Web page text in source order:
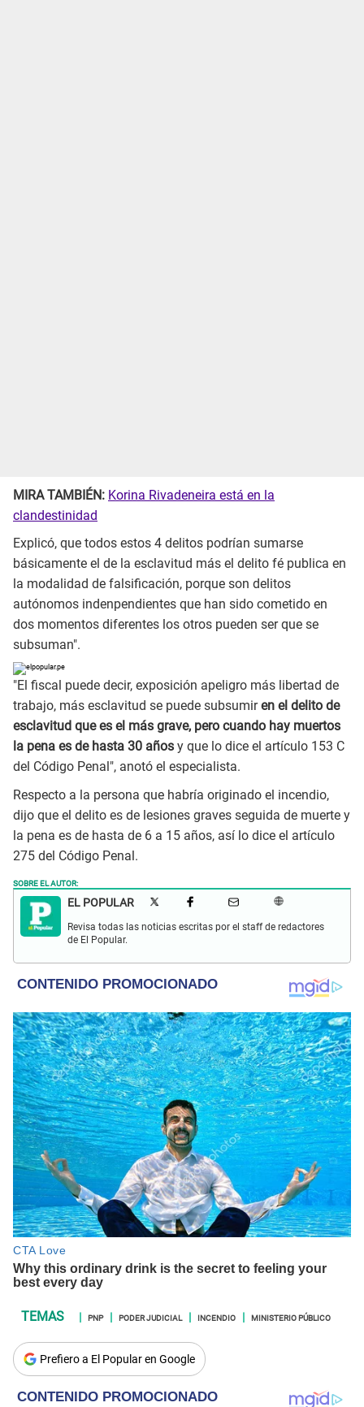
MIRA TAMBIÉN: Korina Rivadeneira está en la
clandestinidad
Explicó, que todos estos 4 delitos podrían sumarse
básicamente el de la esclavitud más el delito fé publica en
la modalidad de falsificación, porque son delitos
autónomos indenpendientes que han sido cometido en
dos momentos diferentes los otros pueden ser que se
subsuman".
"El fiscal puede decir, exposición apeligro más libertad de
trabajo, más esclavitud se puede subsumiren el delito de
esclavitud que es el más grave, pero cuando hay muertos
la pena es de hasta 30 años y que lo dice el artículo 153 C
del Código Penal", anotó el especialista.
Respecto a la persona que habría originado el incendio,
dijo que el delito es de lesiones graves seguida de muerte y
la pena es de hasta de 6 a 15 años, así lo dice el artículo
275 del Código Penal.
SOBRE EL AUTOR:
EL POPULAR
Revisa todas las noticias escritas por el staff de redactores
de El Popular.
PNP PODER JUDICIAL INCENDIO MINISTERIO PÚBLICO
Prefiero a El Popular en Google